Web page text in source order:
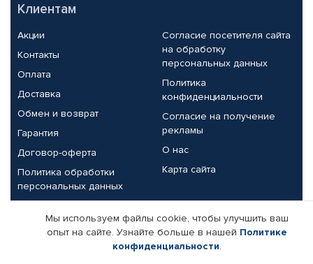
Клиентам
Акции
Контакты
Оплата
Доставка
Обмен и возврат
Гарантия
Договор-оферта
Политика обработки
персональных данных
Согласие посетителя сайта
на обработку
персональных данных
Политика
конфиденциальности
Согласие на получение
рекламы
О нас
Карта сайта
Партнерам
Корпоративным клиентам
Реквизиты компании
Мы используем файлы cookie, чтобы улучшить ваш
опыт на сайте. Узнайте больше в нашей Политике
конфиденциальности.